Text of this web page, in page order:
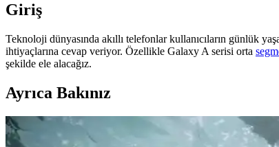
Giriş
Teknoloji dünyasında akıllı telefonlar kullanıcıların günlük
ihtiyaçlarına cevap veriyor. Özellikle Galaxy A serisi orta
şekilde ele alacağız.
Ayrıca Bakınız
Apple iPhone 16 Plus 512GB Pembe Akıllı